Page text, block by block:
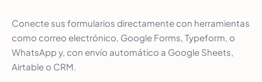
Conecte sus formularios directamente con herramientas
como correo electrónico, Google Forms, Typeform, o
WhatsApp y, con envío automático a Google Sheets,
Airtable o CRM.